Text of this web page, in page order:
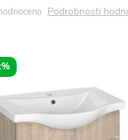
Podrobnosti